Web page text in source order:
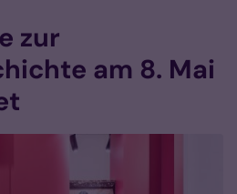
zur
am 8. Mai